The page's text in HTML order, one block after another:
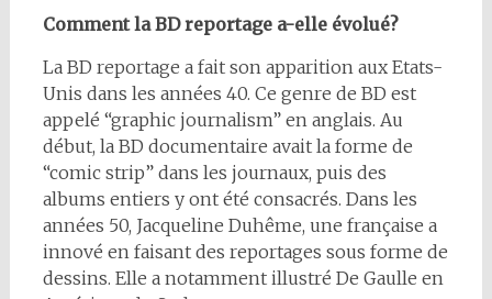
Comment la BD reportage a-elle évolué?
La BD reportage a fait son apparition aux Etats-
Unis dans les années 40. Ce genre de BD est
appelé “graphic journalism” en anglais. Au
début, la BD documentaire avait la forme de
“comic strip” dans les journaux, puis des
albums entiers y ont été consacrés. Dans les
années 50, Jacqueline Duhême, une française a
innové en faisant des reportages sous forme de
dessins. Elle a notamment illustré De Gaulle en